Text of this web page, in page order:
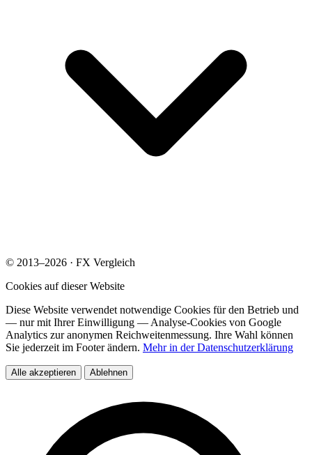
© 2013–2026 · FX Vergleich
Cookies auf dieser Website
Diese Website verwendet notwendige Cookies für den Betrieb und
— nur mit Ihrer Einwilligung — Analyse-Cookies von Google
Analytics zur anonymen Reichweitenmessung. Ihre Wahl können
Sie jederzeit im Footer ändern. Mehr in der Datenschutzerklärung
Alle akzeptieren Ablehnen